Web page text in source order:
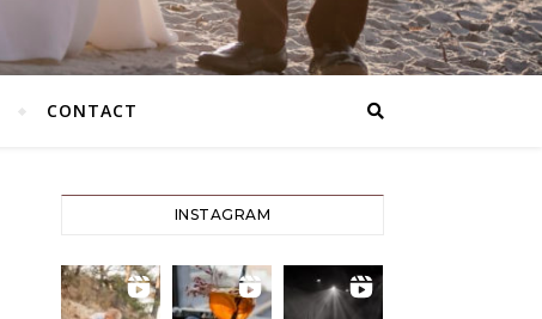
CONTACT
INSTAGRAM